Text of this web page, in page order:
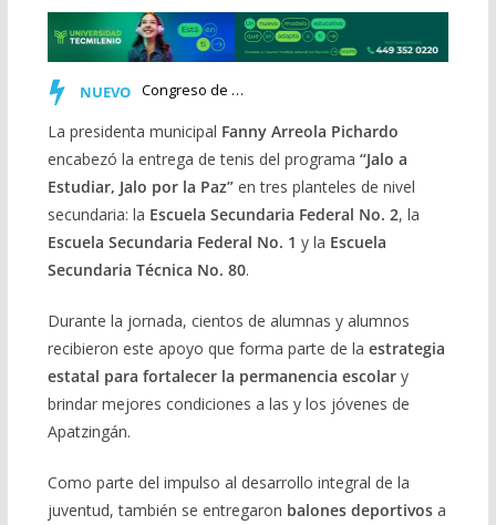
NUEVO Morelia rendirá homenaje a Miguel Bernal Jiménez con una s…
La presidenta municipal Fanny Arreola Pichardo
encabezó la entrega de tenis del programa “Jalo a
Estudiar, Jalo por la Paz”en tres planteles de nivel
secundaria: la Escuela Secundaria Federal No. 2, la
Escuela Secundaria Federal No. 1 y la Escuela
Secundaria Técnica No. 80.
Durante la jornada, cientos de alumnas y alumnos
recibieron este apoyo que forma parte de la estrategia
estatal para fortalecer la permanencia escolary
brindar mejores condiciones a las y los jóvenes de
Apatzingán.
Como parte del impulso al desarrollo integral de la
juventud, también se entregaron balones deportivosa